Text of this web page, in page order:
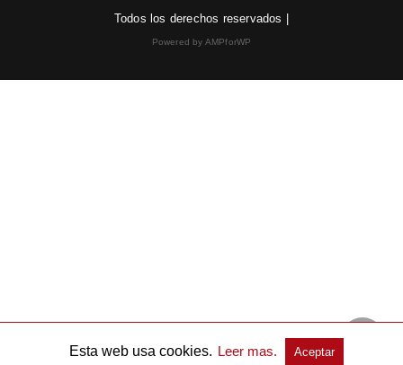
Todos los derechos reservados |
Powered by AMPforWP
Esta web usa cookies. Leer mas. Aceptar